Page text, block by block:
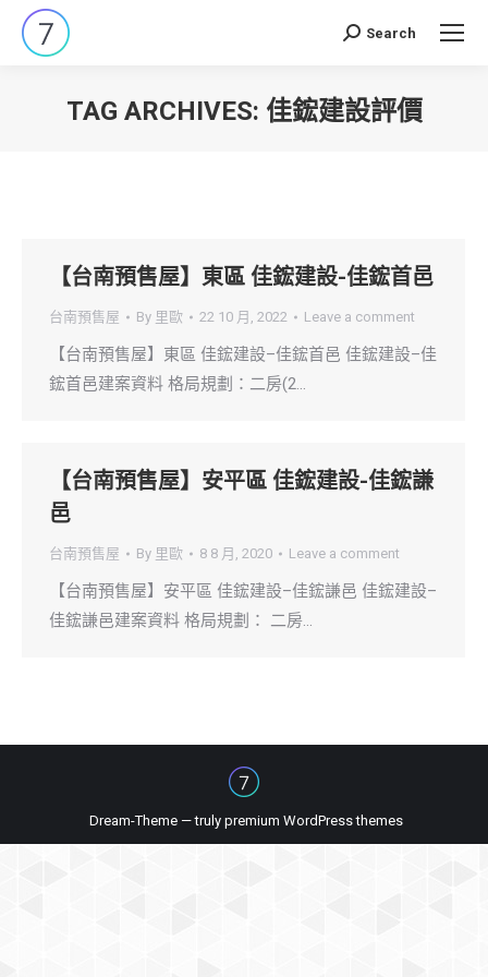
Search:
Search
TAG ARCHIVES: 佳鋐建設評價
【台南預售屋】東區 佳鋐建設-佳鋐首邑
台南預售屋 By 里歐 22 10 月, 2022 Leave a comment
【台南預售屋】東區 佳鋐建設–佳鋐首邑 佳鋐建設–佳
鋐首邑建案資料 格局規劃：二房(2…
【台南預售屋】安平區 佳鋐建設-佳鋐謙
邑
台南預售屋 By 里歐 8 8 月, 2020 Leave a comment
【台南預售屋】安平區 佳鋐建設–佳鋐謙邑 佳鋐建設–
佳鋐謙邑建案資料 格局規劃： 二房…
Dream-Theme — truly premium WordPress themes